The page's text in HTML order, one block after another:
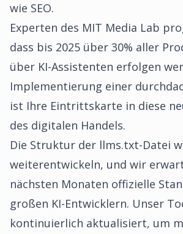
wie SEO.
Experten des MIT Media Lab
dass bis 2025 über 30% aller
über KI-Assistenten erfolgen
Implementierung einer
ist Ihre Eintrittskarte in diese
des digitalen Handels.
Die Struktur der llms.txt-Datei
weiterentwickeln, und wir
nächsten Monaten offizielle
großen KI-Entwicklern. Unser
kontinuierlich aktualisiert, um